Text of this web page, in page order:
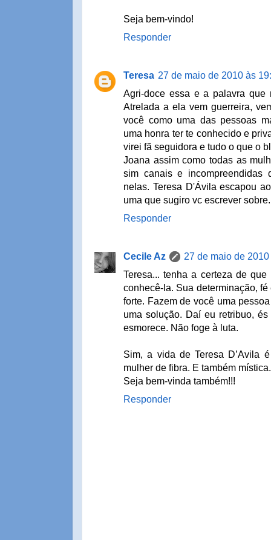
Seja bem-vindo!
Responder
Teresa 27 de maio de 2010 às
Agri-doce essa e a palavra que
Atrelada a ela vem guerreira,
você como uma das pessoas
uma honra ter te conhecido e
virei fã seguidora e tudo o que o
Joana assim como todas as
sim canais e incompreendidas
nelas. Teresa D'Ávila escapou
uma que sugiro vc escrever
Responder
Cecile Az
27 de maio de
Teresa... tenha a certeza de
conhecê-la. Sua determinação,
forte. Fazem de você uma
uma solução. Daí eu retribuo,
esmorece. Não foge à luta.
Sim, a vida de Teresa D’Avila
mulher de fibra. E também
Seja bem-vinda também!!!
Responder